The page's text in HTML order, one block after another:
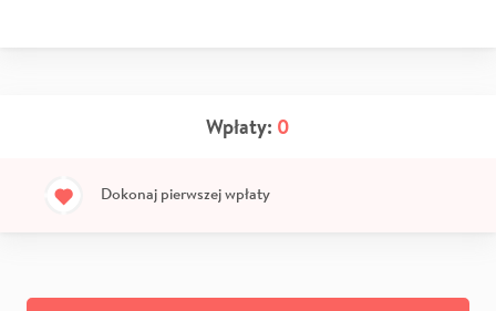
Wpłaty: 0
Dokonaj pierwszej wpłaty